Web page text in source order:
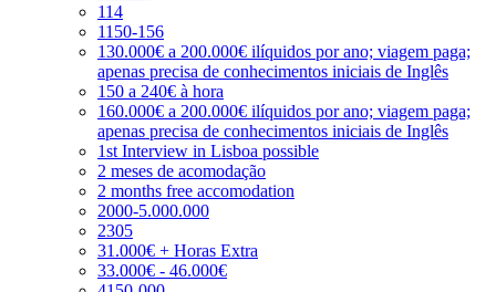
114
1150-156
130.000€ a 200.000€ ilíquidos por ano; viagem paga;
apenas precisa de conhecimentos iniciais de Inglês
150 a 240€ à hora
160.000€ a 200.000€ ilíquidos por ano; viagem paga;
apenas precisa de conhecimentos iniciais de Inglês
1st Interview in Lisboa possible
2 meses de acomodação
2 months free accomodation
2000-5.000.000
2305
31.000€ + Horas Extra
33.000€ - 46.000€